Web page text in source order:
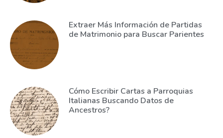
Extraer Más Información de Partidas
de Matrimonio para Buscar Parientes
Cómo Escribir Cartas a Parroquias
Italianas Buscando Datos de
Ancestros?